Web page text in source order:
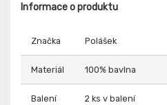
Informace o produktu
Značka Polášek
Materiál 100% bavlna
Balení 2 ks v balení